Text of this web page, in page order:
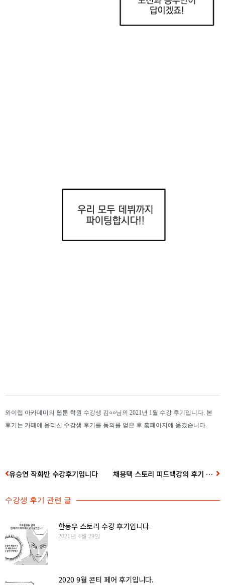
와이랩 아카데미의 웹툰 학원 수강생 김○○님의 2021년 1월 수강 후기입니다. 본
후기는 카페에 올리신 수강생 후기를 동의를 얻은 후 홈페이지에 옮겼습니다.
유승연 작화반 수강후기입니다 채용택 스토리 피드백강의 후기 만화
수강생 후기 관련 글
한동우 스토리 수강 후기입니다
2021년 4월 29일
2020 9월 콘티 페어 후기입니다.